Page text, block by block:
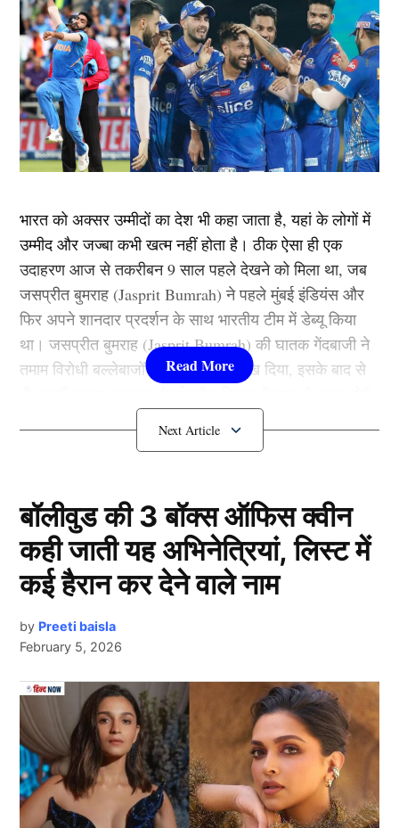
भारत को अक्सर उम्मीदों का देश भी कहा जाता है, यहां के लोगों में
उम्मीद और जज्बा कभी खत्म नहीं होता है। ठीक ऐसा ही एक
उदाहरण आज से तकरीबन 9 साल पहले देखने को मिला था, जब
जसप्रीत बुमराह (Jasprit Bumrah) ने पहले मुंबई इंडियंस और
फिर अपने शानदार प्रदर्शन के साथ भारतीय टीम में डेब्यू किया
था। जसप्रीत बुमराह (Jasprit Bumrah) की घातक गेंदबाजी ने
तमाम विरोधी बल्लेबाजों को झकझोर कर रख दिया, इसके बाद से
लगी। जो उस समय अव्वल नंबर पर था, हालांकि अब जसप्रीत
बुमराह (Jasprit Bumrah) का रिप्लेसमेंट खिलाड़ी भी तैयार हो
यह खिलाड़ी जसप्रीत बुमराह को करेगा रिप्लेस
Jasprit Bumrah
Next Article
बॉलीवुड की 3 बॉक्स ऑफिस क्वीन
कही जाती यह अभिनेत्रियां, लिस्ट में
कई हैरान कर देने वाले नाम
by Preeti baisla
February 5, 2026